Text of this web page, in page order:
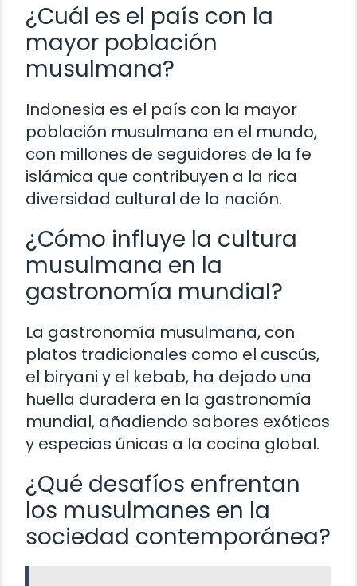
¿Cuál es el país con la
mayor población
musulmana?
Indonesia es el país con la mayor
población musulmana en el mundo,
con millones de seguidores de la fe
islámica que contribuyen a la rica
diversidad cultural de la nación.
¿Cómo influye la cultura
musulmana en la
gastronomía mundial?
La gastronomía musulmana, con
platos tradicionales como el cuscús,
el biryani y el kebab, ha dejado una
huella duradera en la gastronomía
mundial, añadiendo sabores exóticos
y especias únicas a la cocina global.
¿Qué desafíos enfrentan
los musulmanes en la
sociedad contemporánea?